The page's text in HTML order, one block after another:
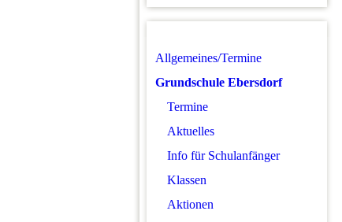
Allgemeines/Termine
Grundschule Ebersdorf
Termine
Aktuelles
Info für Schulanfänger
Klassen
Aktionen